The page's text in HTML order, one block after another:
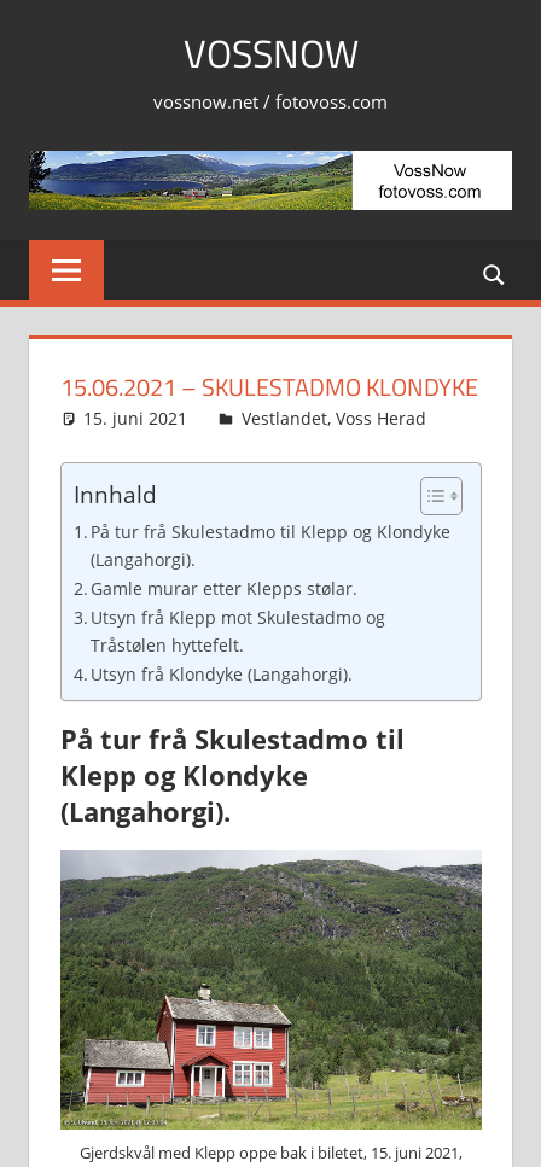
VOSSNOW
vossnow.net / fotovoss.com
15.06.2021 – SKULESTADMO KLONDYKE
15. juni 2021 Svein
Vestlandet, Voss Herad
Innhald
På tur frå Skulestadmo til Klepp og Klondyke
(Langahorgi).
Gamle murar etter Klepps stølar.
Utsyn frå Klepp mot Skulestadmo og
Tråstølen hyttefelt.
Utsyn frå Klondyke (Langahorgi).
På tur frå Skulestadmo til
Klepp og Klondyke
(Langahorgi).
Gjerdskvål med Klepp oppe bak i biletet, 15. juni 2021,